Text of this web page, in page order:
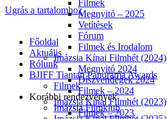
Ugrás a tartalomhoz
Főoldal
Aktuális
Rólunk
BJIFF Tiantan Panorama Awards
Filmek
Korábbi rendezvények
Imázsia Filmklub
Filmek
Megnyitó – 2025
Vetítések
Fórum
Filmek és Irodalom
Imázsia Kínai Filmhét (2024)
Megnyitó 2024
Díszvendégek 2024
Filmek – 2024
Imázsia Kínai Filmhét (2023)
Filmek – 2023